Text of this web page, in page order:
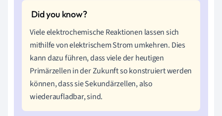
Viele elektrochemische Reaktionen lassen sich
mithilfe von elektrischem Strom umkehren. Dies
kann dazu führen, dass viele der heutigen
Primärzellen in der Zukunft so konstruiert werden
können, dass sie Sekundärzellen, also
wiederaufladbar, sind.